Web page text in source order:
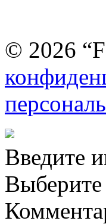
© 2026
Введите
Выберите